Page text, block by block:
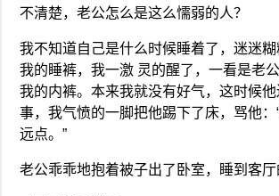
不清楚，老公怎么是这么懦弱的人？
我不知道自己是什么时候睡着了，迷迷
我的睡裤，我一激 灵的醒了，一看是老
我的内裤。本来我就没有好气，这时候
事，我气愤的一脚把他踢下了床，骂他：
远点。”
老公乖乖地抱着被子出了卧室，睡到客厅